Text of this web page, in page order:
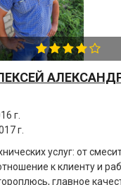
г.
г.
услуг: от
к клиенту и
главное